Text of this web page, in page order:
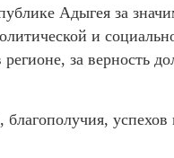
Адыгея за
и
за верность
успехов